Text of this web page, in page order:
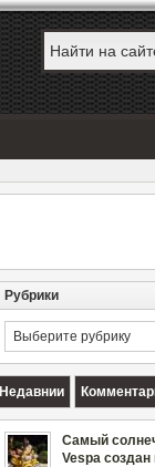
Рубрики
Рубрики
Недавнии
Самый
Vespa